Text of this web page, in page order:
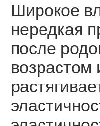
Широкое
нередкая
после
возрастом